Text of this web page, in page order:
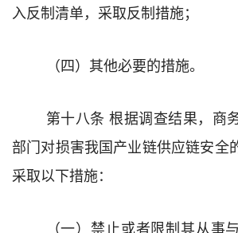
入反制清单，采取反制措施；
（四） 其他必要的措施。
第十八条根据调查结果， 商
部门对损害我国产业链供应链安全
采取以下措施：
（一） 禁止或者限制其从事